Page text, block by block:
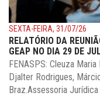
SEXTA-FEIRA, 31/07/26
RELATÓRIO DA
GEAP NO DIA 29 DE
FENASPS: Cleuza
Djalter Rodrigues,
Braz.Assessoria Jurídica